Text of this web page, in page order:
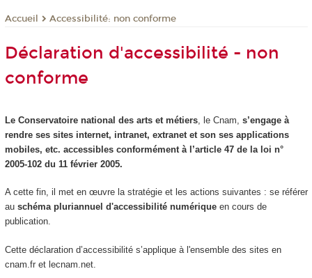
Accueil Accessibilité: non conforme
Déclaration d'accessibilité - non
conforme
Le Conservatoire national des arts et métiers, le Cnam, s’engage à
rendre ses sites internet, intranet, extranet et son ses applications
mobiles, etc. accessibles conformément à l’article 47 de la loi n°
2005-102 du 11 février 2005.
A cette fin, il met en œuvre la stratégie et les actions suivantes : se référer
au schéma pluriannuel d'accessibilité numériqueen cours de
publication.
Cette déclaration d’accessibilité s’applique à l'ensemble des sites en
cnam.fr et lecnam.net.